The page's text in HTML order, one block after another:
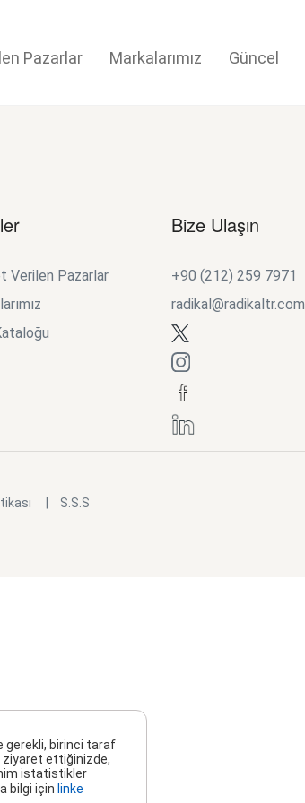
Pazarlar Markalarımız Güncel
Verilen Pazarlar
Bize Ulaşın
+90 (212) 259 7971
radikal@radikaltr.com
S.S.S
gerekli, birinci taraf
ziyaret ettiğinizde,
istatistikler
bilgi için linke